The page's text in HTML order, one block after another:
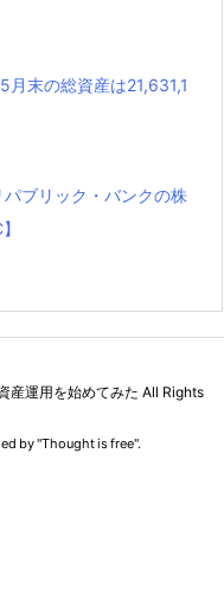
月末の総資産は21,631,1
ブリック・バンクの株
産運用を始めてみた All Rights
by "Thought is free".